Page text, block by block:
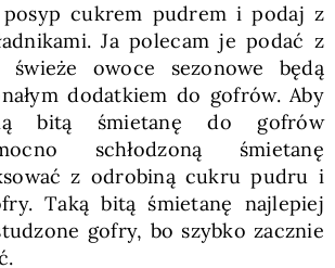
cukrem pudrem i podaj z
Ja polecam je podać z
świeże owoce sezonowe będą
dodatkiem do gofrów. Aby
bitą śmietanę do gofrów
schłodzoną śmietanę
z odrobiną cukru pudru i
Taką bitą śmietanę najlepiej
gofry, bo szybko zacznie